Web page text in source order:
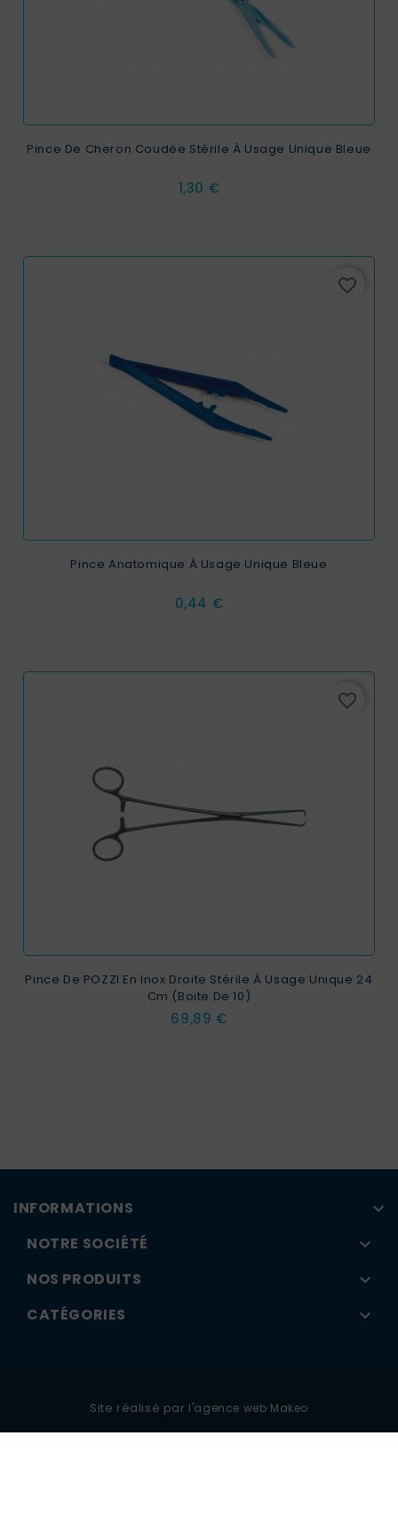
Pince De Cheron Coudée Stérile À Usage Unique Bleue
Prix
1,30 €
favorite_border
Pince Anatomique À Usage Unique Bleue
Prix
0,44 €
favorite_border
Pince De POZZI En Inox Droite Stérile À Usage Unique 24
Cm (boite De 10)
Prix
69,89 €
INFORMATIONS 
NOTRE SOCIÉTÉ 
NOS PRODUITS 
CATÉGORIES 
Site réalisé par l'agence web Makeo